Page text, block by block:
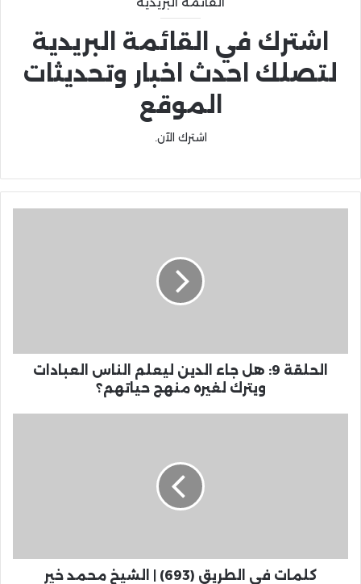
اشترك في القائمة البريدية
لتصلك احدث اخبار وتحديثات
الموقع
اشترك الآن.
الحلقة 9: هل جاء الدين ليعلم الناس العبادات
ويترك لغيره منهج حياتهم؟
كلمات في الطريق (693) | الشيخ محمد خير